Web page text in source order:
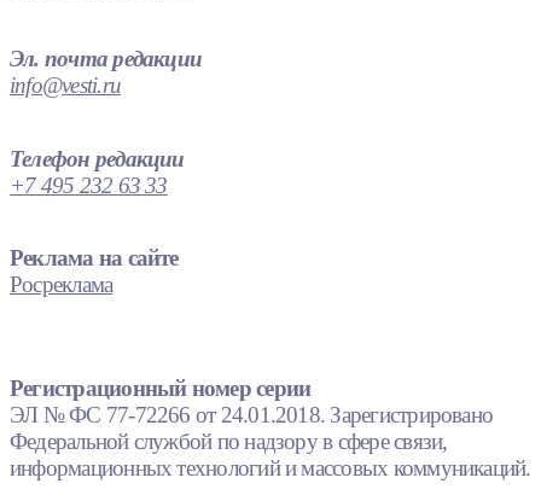
Эл. почта редакции
info@vesti.ru
Телефон редакции
+7 495 232 63 33
Реклама на сайте
Росреклама
Регистрационный номер серии
ЭЛ № ФС 77-72266 от 24.01.2018. Зарегистрировано
Федеральной службой по надзору в сфере связи,
информационных технологий и массовых коммуникаций.